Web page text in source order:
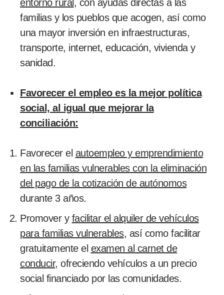
entorno rural, con ayudas directas a las
familias y los pueblos que acogen, así como
una mayor inversión en infraestructuras,
transporte, internet, educación, vivienda y
sanidad.
Favorecer el empleo es la mejor política
social, al igual que mejorar la
conciliación:
Favorecer el autoempleo y emprendimiento
en las familias vulnerables con la eliminación
del pago de la cotización de autónomos
durante 3 años.
Promover y facilitar el alquiler de vehículos
para familias vulnerables, así como facilitar
gratuitamente el examen al carnet de
conducir, ofreciendo vehículos a un precio
social financiado por las comunidades.